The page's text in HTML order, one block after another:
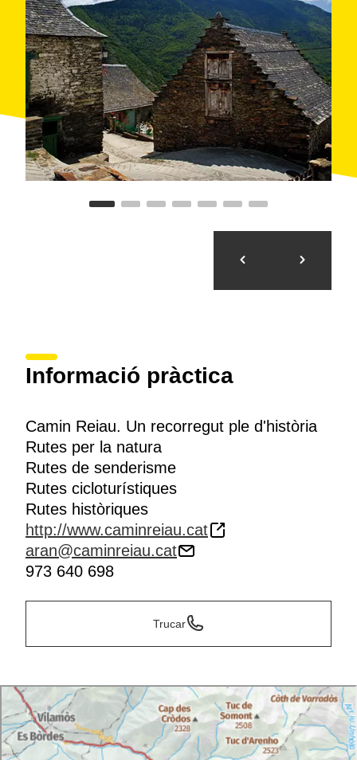
llegenda dels amants de Bausen.
De fet, la ruta consta dedeu etapesque transcorren
entre els diferents pobles de la vall: de Vielha a
Salardú, de Salardú a Montgarri, de Montgarri a Arties,
d'Arties a Montcorbau, de Montcorbau a Arres de Jos,
d'Arres de Jos a Canejan, de Canejan a Era Honeria,
d'Era Honeria a Bausen, de Bausen a Bossòst i de
Bossòst a Vielha.
Un passeig per la flora i la fauna de la Val d'Aran
avellanars, i prats alpins i subalpins, amb el
majestuoses àguiles reials i trencalossos fins a
Informació pràctica
Camin Reiau. Un recorregut ple d'història
Rutes per la natura
Rutes de senderisme
Rutes cicloturístiques
Rutes històriques
http://www.caminreiau.cat
aran@caminreiau.cat
973 640 698
Trucar